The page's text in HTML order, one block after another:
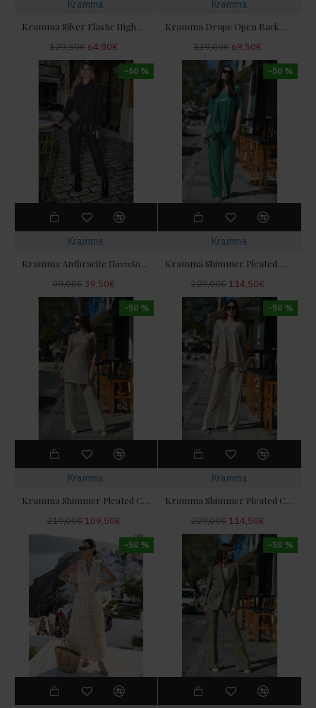
Kramma
Kramma Silver Elastic High Waist Παντελόνι
129,50€ 64,80€
Kramma
Kramma Drape Open Back Satin Maxi Beige Φόρεμα
139,00€ 69,50€
-60 %
Kramma
Kramma Anthracite Παντελόνι Με Κορδόνι
99,00€39,50€
-50 %
Kramma
Kramma Shimmer Pleated Mint Μπλούζα & Παντελόνι
229,00€ 114,50€
-50 %
Kramma
Kramma Shimmer Pleated Cream Sleeveless Μπλούζα/Φόρεμα & Παντελόνι
219,00€ 109,50€
-50 %
Kramma
Kramma Shimmer Pleated Cream Μπλούζα & Παντελόνι
229,00€ 114,50€
-50 % -50 %